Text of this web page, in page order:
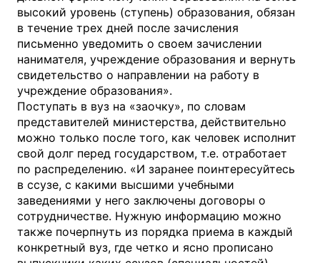
высокий уровень (ступень) образования, обязан
в течение трех дней после зачисления
письменно уведомить о своем зачислении
нанимателя, учреждение образования и вернуть
свидетельство о направлении на работу в
учреждение образования».
Поступать в вуз на «заочку», по словам
представителей министерства, действительно
можно только после того, как человек исполнит
свой долг перед государством, т.е. отработает
по распределению. «И заранее поинтересуйтесь
в ссузе, с какими высшими учебными
заведениями у него заключены договоры о
сотрудничестве. Нужную информацию можно
также почерпнуть из порядка приема в каждый
конкретный вуз, где четко и ясно прописано